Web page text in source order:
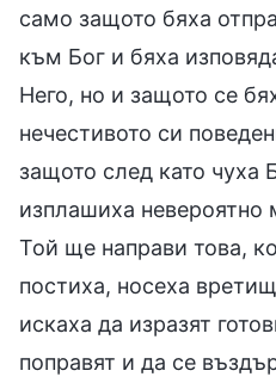
само защото бяха
към Бог и бяха
Него, но и защото се
нечестивото си
защото след като чуха
изплашиха невероятно
Той ще направи това,
постиха, носеха
искаха да изразят
поправят и да се